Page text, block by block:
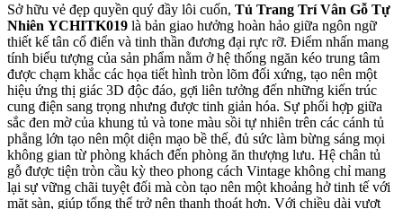
Sở hữu vẻ đẹp quyền quý đầy lôi cuốn, Tủ Trang Trí Vân Gỗ Tự
Nhiên YCHITK019 là bản giao hưởng hoàn hảo giữa ngôn ngữ
thiết kế tân cổ điển và tinh thần đương đại rực rỡ. Điểm nhấn mang
tính biểu tượng của sản phẩm nằm ở hệ thống ngăn kéo trung tâm
được chạm khắc các họa tiết hình tròn lõm đối xứng, tạo nên một
hiệu ứng thị giác 3D độc đáo, gợi liên tưởng đến những kiến trúc
cung điện sang trọng nhưng được tinh giản hóa. Sự phối hợp giữa
sắc đen mờ của khung tủ và tone màu sồi tự nhiên trên các cánh tủ
phẳng lớn tạo nên một diện mạo bề thế, đủ sức làm bừng sáng mọi
không gian từ phòng khách đến phòng ăn thượng lưu. Hệ chân tủ
gỗ được tiện tròn cầu kỳ theo phong cách Vintage không chỉ mang
lại sự vững chãi tuyệt đối mà còn tạo nên một khoảng hở tinh tế với
mặt sàn, giúp tổng thể trở nên thanh thoát hơn. Với chiều dài vượt